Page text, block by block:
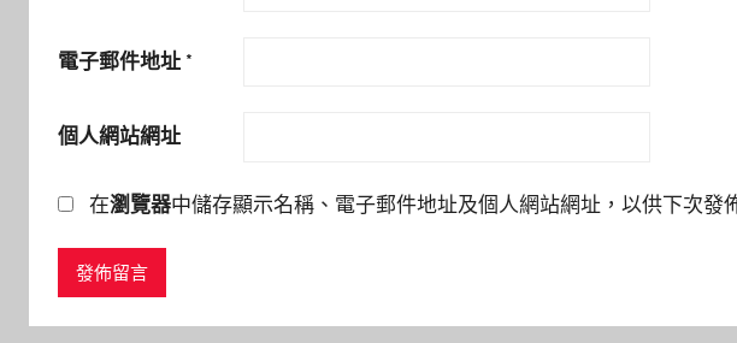
電子郵件地址 *
個人網站網址
在瀏覽器中儲存顯示名稱、電子郵件地址及個人網站網址，以供下次發